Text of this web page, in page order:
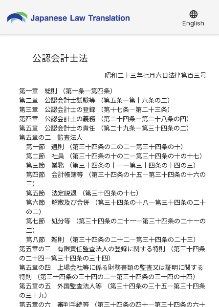
language
English
公認会計士法
昭和二十三年七月六日法律第百三号
第一章 総則 （第一条―第四条）
第二章 公認会計士試験等 （第五条―第十六条の二）
第三章 公認会計士の登録 （第十七条―第二十三条）
第四章 公認会計士の義務 （第二十四条―第二十八条の四）
第五章 公認会計士の責任 （第二十九条―第三十四条の二）
第五章の二 監査法人
第一節 通則 （第三十四条の二の二―第三十四条の十）
第二節 社員 （第三十四条の十の二―第三十四条の十の十七）
第三節 業務 （第三十四条の十一―第三十四条の十四の三）
第四節 会計帳簿等 （第三十四条の十五―第三十四条の十六の
三）
第五節 法定脱退 （第三十四条の十七）
第六節 解散及び合併 （第三十四条の十八―第三十四条の二十
の二）
第七節 処分等 （第三十四条の二十一―第三十四条の二十一の
二）
第八節 雑則 （第三十四条の二十二―第三十四条の二十三）
第五章の三 有限責任監査法人の登録に関する特則 （第三十四条
の二十四―第三十四条の三十四）
第五章の四 上場会社等に係る財務書類の監査又は証明に関する
特則 （第三十四条の三十四の二―第三十四条の三十四の十四）
第五章の五 外国監査法人等 （第三十四条の三十五―第三十四条
の三十九）
第五章の六 審判手続等 （第三十四条の四十―第三十四条の六十